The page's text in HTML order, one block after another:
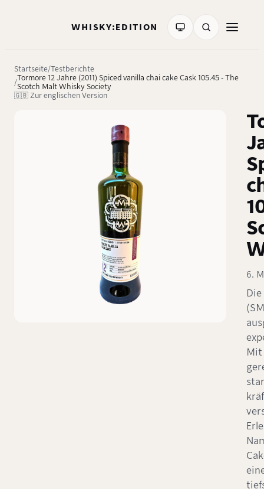
WHISKY:EDITION
Startseite Testberichte
Tormore 12 Jahre (2011) Spiced vanilla chai cake Cask 105.45 - The
Scotch Malt Whisky Society
🇬🇧 Zur englischen Version
6.
Mit